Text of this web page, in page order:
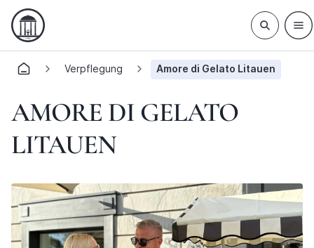
Verpflegung Amore di Gelato Litauen
AMORE DI GELATO
LITAUEN